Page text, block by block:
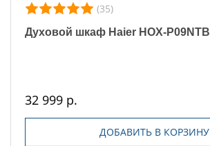
(35)
Духовой шкаф Haier HOX-P09NTB
32 999 р.
ДОБАВИТЬ В КОРЗИНУ